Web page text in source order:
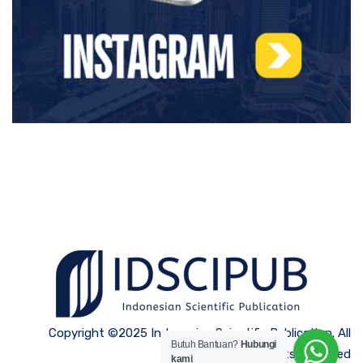
Copyright ©2025 Indonesian Scientific Publication. All
Rights Reserved
Butuh Bantuan? Hubungi
kami